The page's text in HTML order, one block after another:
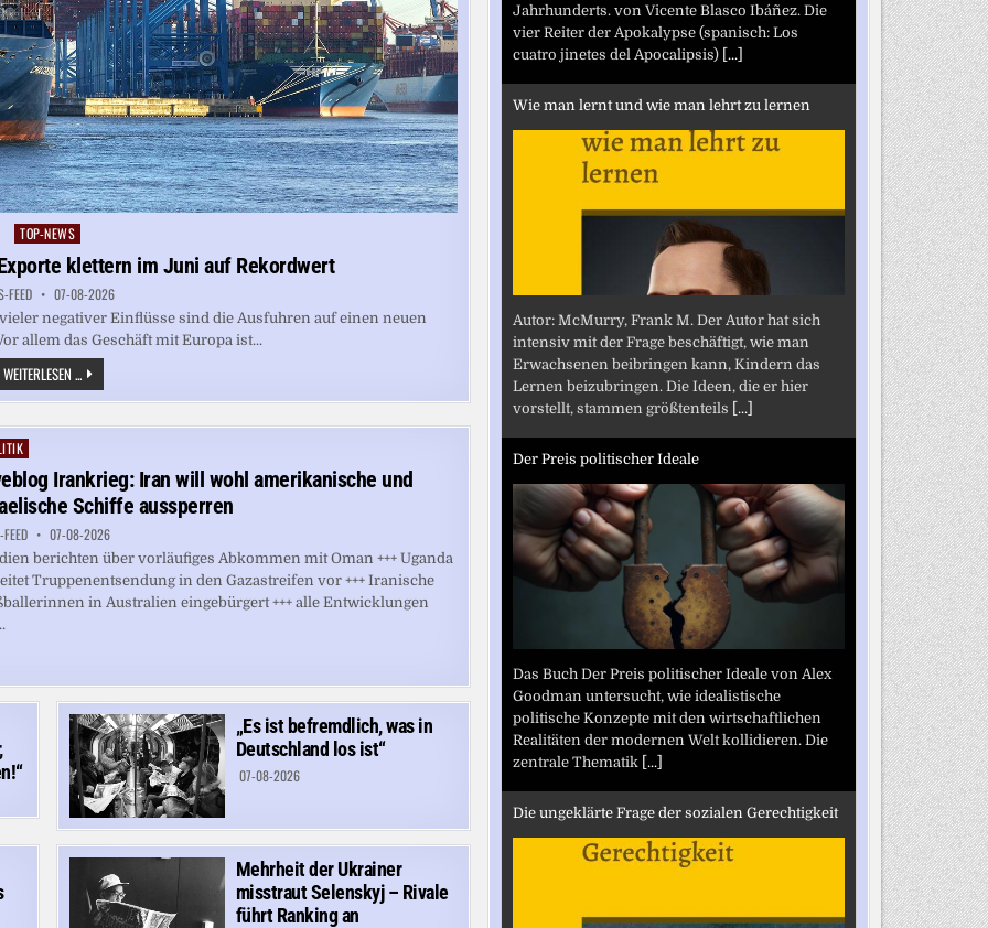
Posted
TOP-NEWS
klettern im Juni auf Rekordwert
FEED 07-08-2026
negativer Einflüsse sind die Ausfuhren auf einen neuen
allem das Geschäft mit Europa ist...
WEITERLESEN ... ERNEUTER
ANSTIEG:
DEUTSCHE
KLETTERN
AUF
REKORDWERT
Irankrieg: Iran will wohl amerikanische und
Schiffe aussperren
07-08-2026
berichten über vorläufiges Abkommen mit Oman +++ Uganda
Truppenentsendung in den Gazastreifen vor +++ Iranische
in Australien eingebürgert +++ alle Entwicklungen
„Es ist befremdlich, was in
Deutschland los ist“
07-08-2026
Mehrheit der Ukrainer
misstraut Selenskyj – Rivale
führt Ranking an
Jahrhunderts. von Vicente Blasco Ibáñez. Die
vier Reiter der Apokalypse (spanisch: Los
cuatro jinetes del Apocalipsis) [...]
Wie man lernt und wie man lehrt zu lernen
Autor: McMurry, Frank M. Der Autor hat sich
intensiv mit der Frage beschäftigt, wie man
Erwachsenen beibringen kann, Kindern das
Lernen beizubringen. Die Ideen, die er hier
vorstellt, stammen größtenteils [...]
Der Preis politischer Ideale
Das Buch Der Preis politischer Ideale von Alex
Goodman untersucht, wie idealistische
politische Konzepte mit den wirtschaftlichen
Realitäten der modernen Welt kollidieren. Die
zentrale Thematik [...]
Die ungeklärte Frage der sozialen Gerechtigkeit